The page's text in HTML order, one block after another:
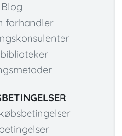
Blog
forhandler